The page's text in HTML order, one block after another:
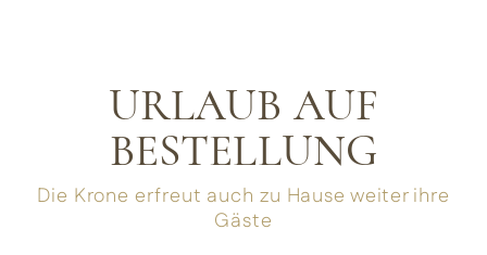
URLAUB AUF
BESTELLUNG
Die Krone erfreut auch zu Hause weiter ihre
Gäste